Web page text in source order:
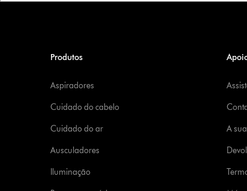
Produtos
Aspiradores
Cuidado do cabelo
Cuidado do ar
Ausculadores
Iluminação
A